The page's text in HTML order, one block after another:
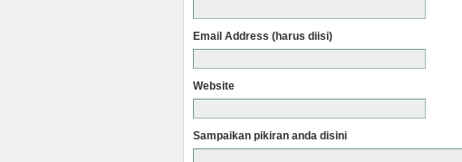
Email Address (harus diisi)
Website
Sampaikan pikiran anda disini